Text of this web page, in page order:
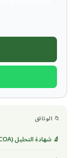
📁 الوثائق
🔬 شهادة التحليل (COA)